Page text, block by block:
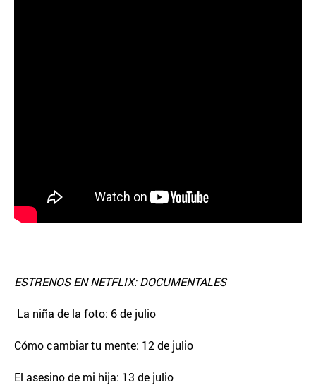
ESTRENOS EN NETFLIX: DOCUMENTALES
La niña de la foto: 6 de julio
Cómo cambiar tu mente: 12 de julio
El asesino de mi hija: 13 de julio